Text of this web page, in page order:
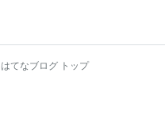
はてなブログ トップ